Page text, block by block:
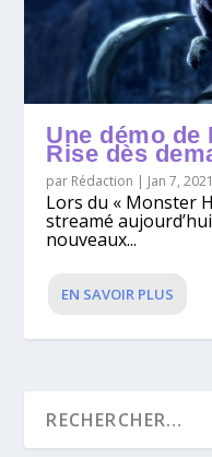
Une démo de
Rise dès
par Rédaction | Jan 7, 2021
Lors du « Monster
streamé
nouveaux...
EN SAVOIR PLUS